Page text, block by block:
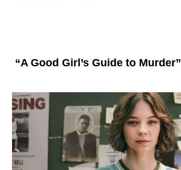
“A Good Girl’s Guide to Murder”